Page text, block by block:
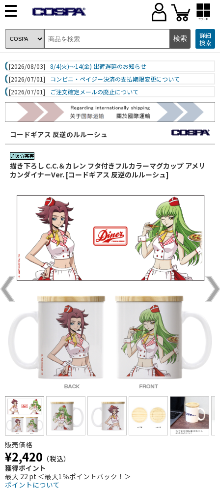
ブランド
詳細
検索
[2026/08/03]
8/4(火)～14(金) 出荷遅延のお知らせ
[2026/07/01]
コンビニ・ペイジー決済の支払期限変更について
[2026/07/01]
ご注文確定メールの廃止について
コードギアス 反逆のルルーシュ
描き下ろし C.C.＆カレン フタ付きフルカラーマグカップ アメリ
カンダイナーVer. [コードギアス 反逆のルルーシュ]
販売価格
¥2,420 （税込）
獲得ポイント
最大 22 pt ＜最大1％ポイントバック！＞
ポイントについて